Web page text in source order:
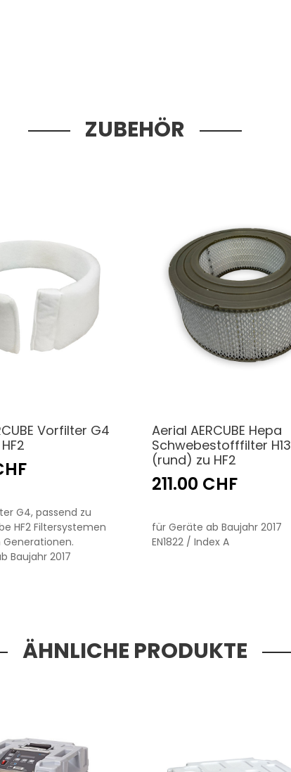
ZUBEHÖR
Vorfilter G4
G4, passend zu
HF2 Filtersystemen
Baujahr 2017
Aerial AERCUBE Hepa
Schwebestofffilter H13
(rund) zu HF2
211.00 CHF
für Geräte ab Baujahr 2017
EN1822 / Index A
ÄHNLICHE PRODUKTE